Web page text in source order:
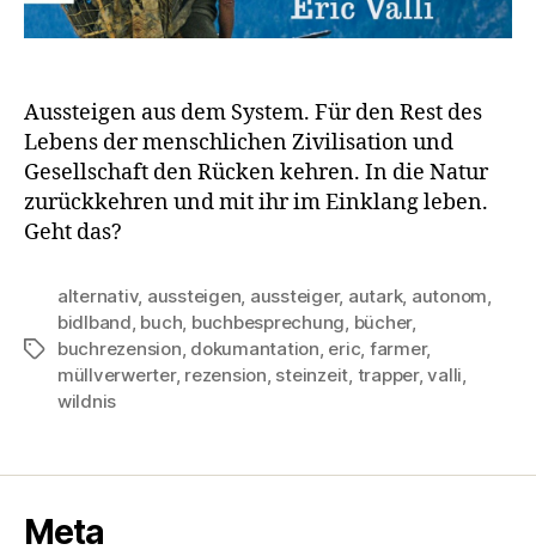
Aussteigen aus dem System. Für den Rest des
Lebens der menschlichen Zivilisation und
Gesellschaft den Rücken kehren. In die Natur
zurückkehren und mit ihr im Einklang leben.
Geht das?
Schlagwörter
alternativ, aussteigen, aussteiger, autark, autonom,
bidlband, buch, buchbesprechung, bücher,
buchrezension, dokumantation, eric, farmer,
müllverwerter, rezension, steinzeit, trapper,valli,
wildnis
Meta